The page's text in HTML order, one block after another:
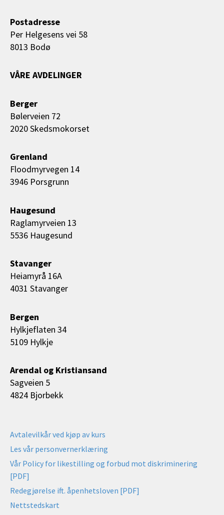
Postadresse
Per Helgesens vei 58
8013 Bodø
VÅRE AVDELINGER
Berger
Bølerveien 72
2020 Skedsmokorset
Grenland
Floodmyrvegen 14
3946 Porsgrunn
Haugesund
Raglamyrveien 13
5536 Haugesund
Stavanger
Heiamyrå 16A
4031 Stavanger
Bergen
Hylkjeflaten 34
5109 Hylkje
Arendal og Kristiansand
Sagveien 5
4824 Bjorbekk
Avtalevilkår ved kjøp av kurs
Les vår personvernerklæring
Vår Policy for likestilling og forbud mot diskriminering
[PDF]
Redegjørelse ift. åpenhetsloven [PDF]
Nettstedskart